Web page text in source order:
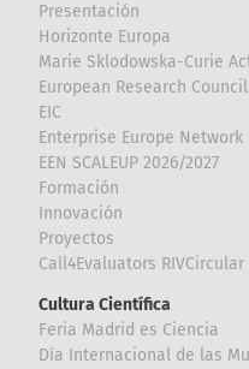
Presentación
Horizonte Europa
Marie Sklodowska-Curie
European Research Council
EIC
Enterprise Europe Network
EEN SCALEUP 2026/2027
Formación
Innovación
Proyectos
Call4Evaluators RIVCircular
Cultura Científica
Feria Madrid es Ciencia
Día Internacional de las